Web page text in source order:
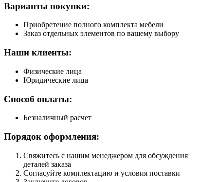
Варианты покупки:
Приобретение полного комплекта мебели
Заказ отдельных элементов по вашему выбору
Наши клиенты:
Физические лица
Юридические лица
Способ оплаты:
Безналичный расчет
Порядок оформления:
Свяжитесь с нашим менеджером для обсуждения
деталей заказа
Согласуйте комплектацию и условия поставки